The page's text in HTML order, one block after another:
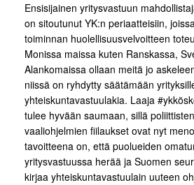
Ensisijainen yritysvastuun
on sitoutunut YK:n periaatteisiin,
toiminnan huolellisuusvelvoitteen
Monissa maissa kuten Ranskassa,
Alankomaissa ollaan meitä jo
niissä on ryhdytty säätämään
yhteiskuntavastuulakia. Laaja
tulee hyvään saumaan, sillä
vaaliohjelmien fiilaukset ovat nyt
tavoitteena on, että puolueiden
yritysvastuussa herää ja Suomen
kirjaa yhteiskuntavastuulain uuteen